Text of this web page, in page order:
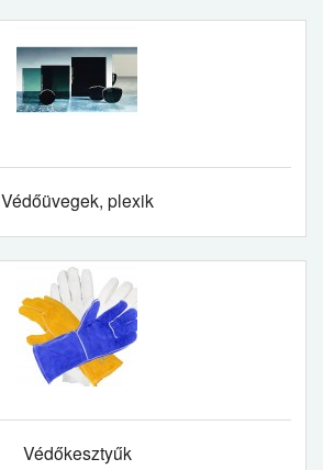
Védőüvegek, plexik
Védőkesztyűk